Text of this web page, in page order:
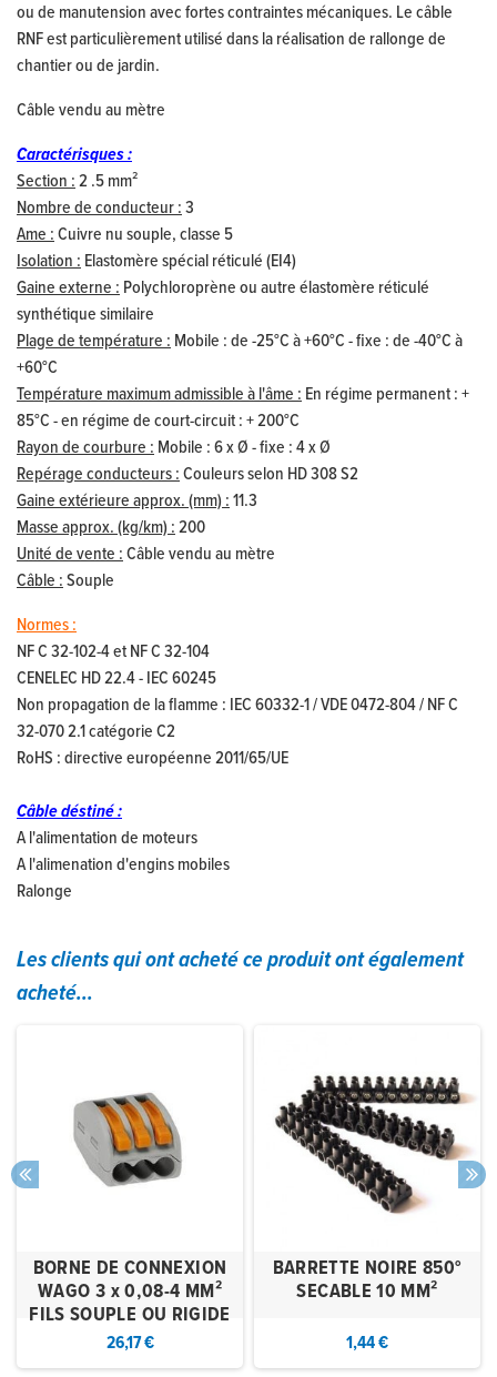
ou de manutension avec fortes contraintes mécaniques. Le câble
RNF est particulièrement utilisé dans la réalisation de rallonge de
chantier ou de jardin.
Câble vendu au mètre
Caractérisques :
Section :2 .5 mm²
Nombre de conducteur :3
Ame :Cuivre nu souple, classe 5
Isolation : Elastomère spécial réticulé (EI4)
Gaine externe : Polychloroprène ou autre élastomère réticulé
synthétique similaire
Plage de température : Mobile : de -25°C à +60°C - fixe : de -40°C à
+60°C
Température maximum admissible à l'âme : En régime permanent : +
85°C - en régime de court-circuit : + 200°C
Rayon de courbure : Mobile : 6 x Ø - fixe : 4 x Ø
Repérage conducteurs :Couleurs selon HD 308 S2
Gaine extérieure approx. (mm) :11.3
Masse approx. (kg/km) :200
Unité de vente :Câble vendu au mètre
Câble :Souple
Normes :
NF C 32-102-4 et NF C 32-104
CENELEC HD 22.4 - IEC 60245
Non propagation de la flamme : IEC 60332-1 / VDE 0472-804 / NF C
32-070 2.1 catégorie C2
RoHS : directive européenne 2011/65/UE
Câble déstiné :
A l'alimentation de moteurs
A l'alimenation d'engins mobiles
Ralonge
Les clients qui ont acheté ce produit ont également
acheté...
BORNE DE CONNEXION
WAGO 3 x 0,08-4 MM²
FILS SOUPLE OU RIGIDE
26,17 €
BARRETTE NOIRE 850°
SECABLE 10 MM²
1,44 €